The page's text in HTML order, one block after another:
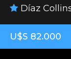
Díaz
U$S 82.000